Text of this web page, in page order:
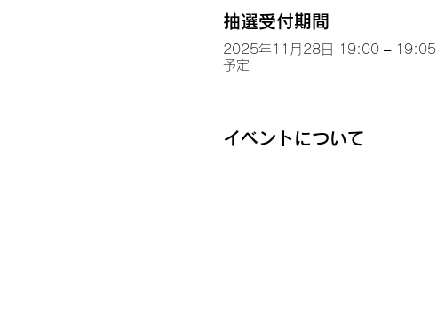
抽選受付期間
2025年11月28日 19:00 – 19:05
予定
イベントについて